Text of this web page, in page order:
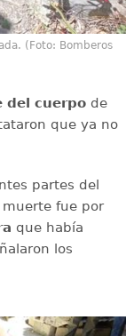
(Foto: Bomberos
del cuerpode
que ya no
partes del
fue por
que había
los